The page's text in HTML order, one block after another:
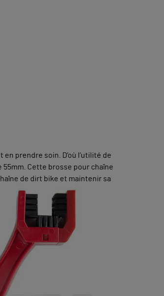
prendre soin. D’où l’utilité de
Cette brosse pour chaîne
de dirt bike et maintenir sa